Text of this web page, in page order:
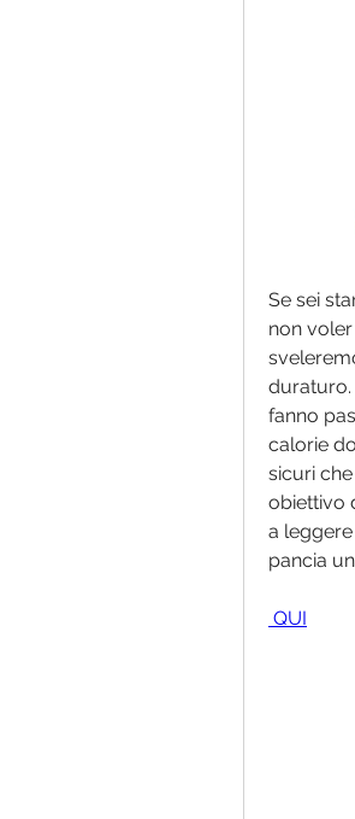
Se sei
non
duraturo.
fanno
calorie
sicuri
obiettivo
a
pancia
QUI